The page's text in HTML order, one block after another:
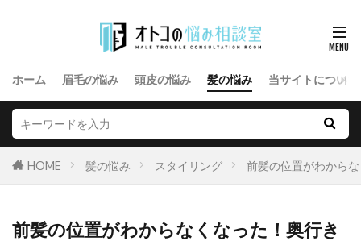
ホーム 眉毛の悩み 頭皮の悩み 髪の悩み 当サイトについて
HOME 髪の悩み スタイリング 前髪の位置がわから
前髪の位置がわからなくなった！奥行き